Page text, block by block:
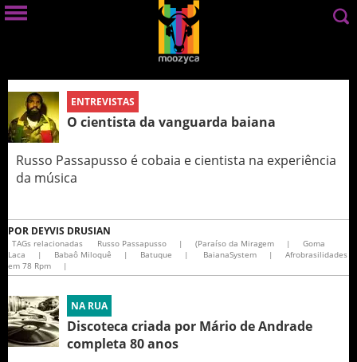
ENTREVISTAS
O cientista da vanguarda baiana
Russo Passapusso é cobaia e cientista na experiência
da música
POR DEYVIS DRUSIAN
TAGs relacionadas Russo Passapusso | (Paraíso da Miragem |
Goma
Laca
| Babaô Miloquê | Batuque | BaianaSystem |
Afrobrasilidades
em 78 Rpm
|
NA RUA
Discoteca criada por Mário de Andrade
completa 80 anos